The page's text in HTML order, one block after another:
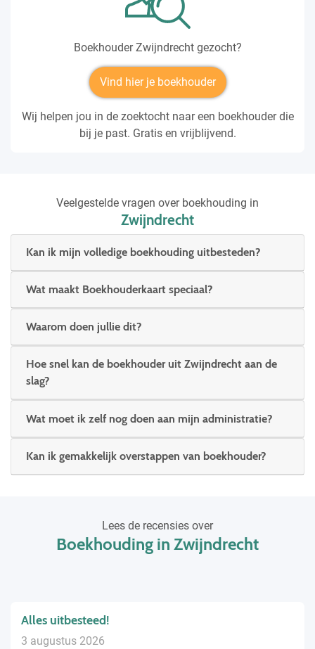
Boekhouder Zwijndrecht gezocht?
Vind hier je boekhouder
Wij helpen jou in de zoektocht naar een boekhouder die
bij je past. Gratis en vrijblijvend.
Veelgestelde vragen over boekhouding in
Zwijndrecht
Kan ik mijn volledige boekhouding uitbesteden?
Wat maakt Boekhouderkaart speciaal?
Waarom doen jullie dit?
Hoe snel kan de boekhouder uit Zwijndrecht aan de
slag?
Wat moet ik zelf nog doen aan mijn administratie?
Kan ik gemakkelijk overstappen van boekhouder?
Lees de recensies over
Boekhouding in Zwijndrecht
Alles uitbesteed!
3 augustus 2026